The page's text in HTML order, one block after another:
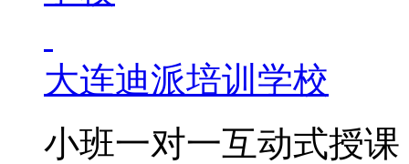
大连迪派培训学校
小班一对一互动式授